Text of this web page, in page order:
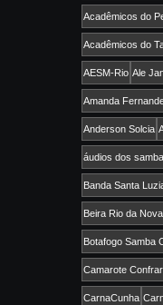
Acadêmicos do
Acadêmicos do
AESM-Rio Ale
Amanda
Anderson Solcia
áudios dos
Banda Santa
Beira Rio da
Botafogo Samba
Camarote
CarnaCunha